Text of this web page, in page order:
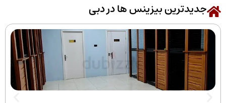
بیزینس ها در دبی